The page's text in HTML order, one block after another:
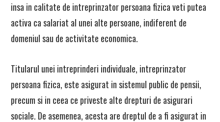
insa in calitate de intreprinzator persoana fizica veti putea
activa ca salariat al unei alte persoane, indiferent de
domeniul sau de activitate economica.
Titularul unei intreprinderi individuale, intreprinzator
persoana fizica, este asigurat in sistemul public de pensii,
precum si in ceea ce priveste alte drepturi de asigurari
sociale. De asemenea, acesta are dreptul de a fi asigurat in